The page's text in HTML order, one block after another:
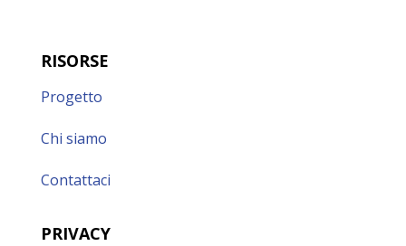
RISORSE
Progetto
Chi siamo
Contattaci
PRIVACY